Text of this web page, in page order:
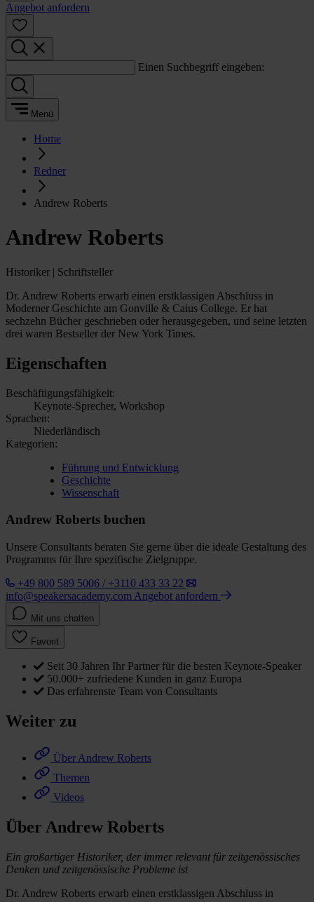
Angebot anfordern
Einen Suchbegriff eingeben:
Menü
Home
Redner
Andrew Roberts
Andrew Roberts
Historiker | Schriftsteller
Dr. Andrew Roberts erwarb einen erstklassigen Abschluss in
Moderner Geschichte am Gonville & Caius College. Er hat
sechzehn Bücher geschrieben oder herausgegeben, und seine letzten
drei waren Bestseller der New York Times.
Eigenschaften
Beschäftigungsfähigkeit:
Keynote-Sprecher, Workshop
Sprachen:
Niederländisch
Kategorien:
Führung und Entwicklung
Geschichte
Wissenschaft
Andrew Roberts buchen
Unsere Consultants beraten Sie gerne über die ideale Gestaltung des
Programms für Ihre spezifische Zielgruppe.
+49 800 589 5006 / +3110 433 33 22
info@speakersacademy.com Angebot anfordern
Mit uns chatten
Favorit
Seit 30 Jahren Ihr Partner für die besten Keynote-Speaker
50.000+ zufriedene Kunden in ganz Europa
Das erfahrenste Team von Consultants
Weiter zu
Über Andrew Roberts
Themen
Videos
Über Andrew Roberts
Ein großartiger Historiker, der immer relevant für zeitgenössisches
Denken und zeitgenössische Probleme ist
Dr. Andrew Roberts erwarb einen erstklassigen Abschluss in